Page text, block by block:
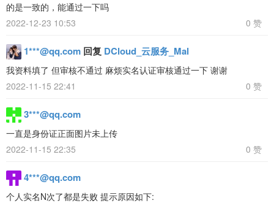
的是一致的，能通过一下吗
2022-12-23 10:53
0 赞
1***@qq.com 回复 DCloud_云服务_Mal
我资料填了 但审核不通过 麻烦实名认证审核通过一下 谢谢
2022-11-15 22:41
0 赞
3***@qq.com
一直是身份证正面图片未上传
2022-11-15 22:35
0 赞
4***@qq.com
个人实名N次了都是失败 提示原因如下: